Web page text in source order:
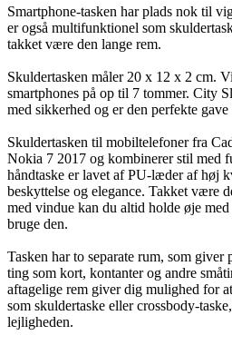
Smartphone-tasken har plads nok til
er også multifunktionel som
takket være den lange rem.
Skuldertasken måler 20 x 12 x 2 cm.
smartphones på op til 7 tommer. City
med sikkerhed og er den perfekte
Skuldertasken til mobiltelefoner fra
Nokia 7 2017 og kombinerer stil med
håndtaske er lavet af PU-læder af høj
beskyttelse og elegance. Takket være
med vindue kan du altid holde øje
bruge den.
Tasken har to separate rum, som
ting som kort, kontanter og andre
aftagelige rem giver dig mulighed for
som skuldertaske eller crossbody-
lejligheden.